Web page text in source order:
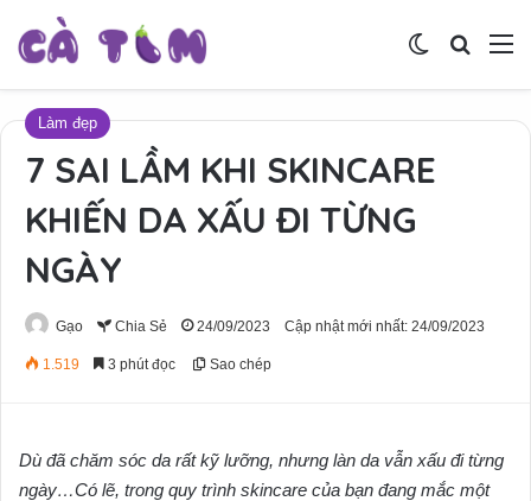
Tìm
Switch skin
Làm đẹp
7 SAI LẦM KHI SKINCARE
KHIẾN DA XẤU ĐI TỪNG
NGÀY
Gạo Chia Sẻ 24/09/2023 Cập nhật mới nhất: 24/09/2023
1.519 3 phút đọc Sao chép
Dù đã chăm sóc da rất kỹ lưỡng, nhưng làn da vẫn xấu đi từng
ngày…Có lẽ, trong quy trình skincare của bạn đang mắc một